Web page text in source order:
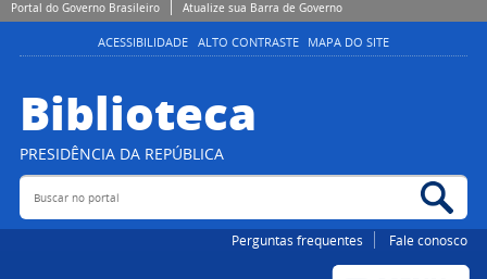
Portal do Governo Brasileiro Atualize sua Barra de Governo
ACESSIBILIDADE ALTO CONTRASTE MAPA DO SITE
Biblioteca
PRESIDÊNCIA DA REPÚBLICA
Buscar no portal
Perguntas frequentes Fale conosco